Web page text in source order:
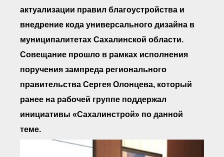
Ассоциации —
● Реестр членов
Ассоциации — технических
заказчиков
● Реестр членов
ООТСУО
имеющих строительные
открытости
Антикоррупционная политика
актуализации правил благоустройства и
внедрение кода универсального дизайна в
муниципалитетах Сахалинской области.
Совещание прошло в рамках исполнения
поручения зампреда регионального
правительства Сергея Олонцева, который
ранее на рабочей группе поддержал
инициативы «Сахалинстрой» по данной
теме.